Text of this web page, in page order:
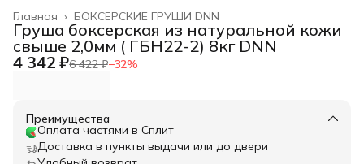
БОКСЁРСКИЕ ГРУШИ DNN
Главная ›
Груша боксерская из натуральной кожи
свыше 2,0мм ( ГБН22-2) 8кг DNN
4 342 ₽6 422 ₽−32%
Преимущества
Оплата частями в Сплит
Доставка в пункты выдачи или до двери